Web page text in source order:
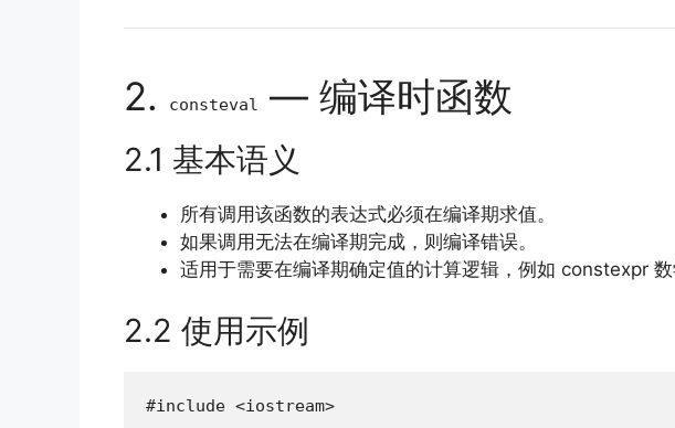
2. consteval — 编译时函数
2.1 基本语义
所有调用该函数的表达式必须在编译期求值。
如果调用无法在编译期完成，则编译错误。
适用于需要在编译期确定值的计算逻辑，例如 constexpr 数
2.2 使用示例
#include <iostream>